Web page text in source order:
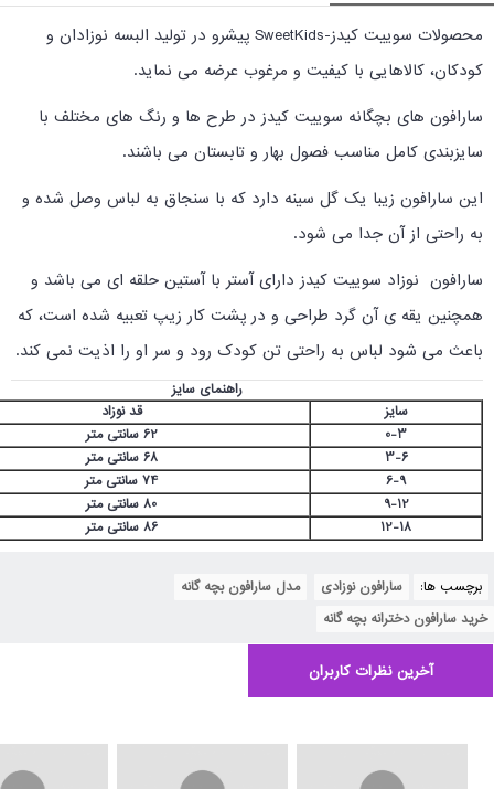
محصولات
سوییت کیدز-SweetKids پیشرو در تولید البسه نوزادان و
کودکان، کالاهایی با کیفیت و مرغوب عرضه می نماید.
سارافون های بچگانه سوییت کیدز در طرح ها و رنگ های مختلف با
سایزبندی کامل مناسب فصول بهار و تابستان می باشند.
این سارافون زیبا یک گل سینه دارد که با سنجاق به لباس وصل شده و
به راحتی از آن جدا می شود.
سارافون نوزاد سوییت کیدز دارای آستر با آستین حلقه ای می باشد و
همچنین یقه ی آن گرد طراحی و در پشت کار زیپ تعبیه شده است، که
باعث می شود لباس به راحتی تن کودک رود و سر او را اذیت نمی کند.
راهنمای سایز
سایز
قد نوزاد
0-3
62 سانتی متر
3-6
68 سانتی متر
6-9
74 سانتی متر
9-12
80 سانتی متر
12-18
86 سانتی متر
برچسب ها: سارافون نوزادی مدل سارافون بچه گانه
خرید سارافون دخترانه بچه گانه
آخرین نظرات کاربران